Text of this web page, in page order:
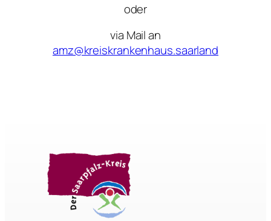
oder
via Mail an
amz@kreiskrankenhaus.saarland